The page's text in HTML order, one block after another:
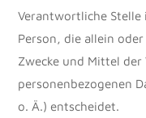
Verantwortliche
Person, die allein
Zwecke und Mittel
personenbezogenen
o. Ä.) entscheidet.